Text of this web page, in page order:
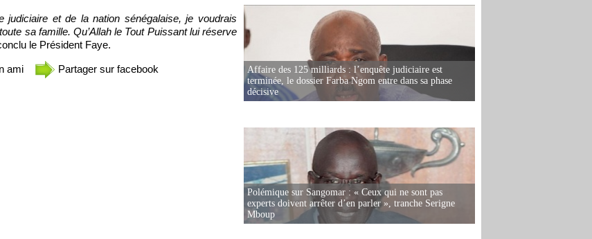
et de la nation sénégalaise, je voudrais
sa famille. Qu’Allah le Tout Puissant lui réserve
le Président Faye.
ami Partager sur facebook
Affaire des 125 milliards : l’enquête judiciaire est
terminée, le dossier Farba Ngom entre dans sa phase
décisive
Polémique sur Sangomar : « Ceux qui ne sont pas
experts doivent arrêter d’en parler », tranche Serigne
Mboup